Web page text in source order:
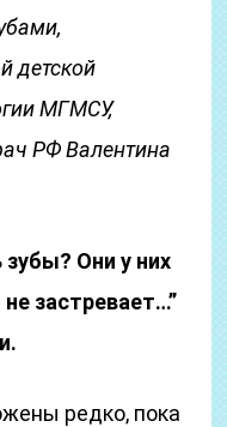
детской
МГМСУ,
РФ Валентина
Они у них
застревает…”
редко, пока